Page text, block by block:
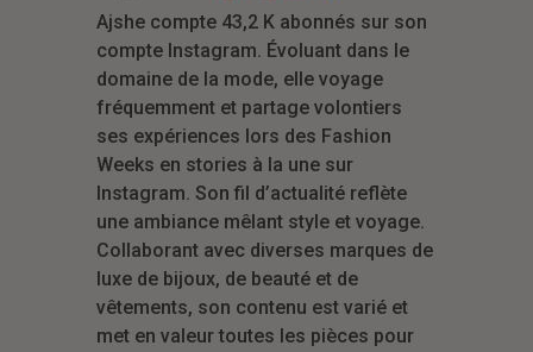
Ajshe compte 43,2 K abonnés sur son
compte Instagram. Évoluant dans le
domaine de la mode, elle voyage
fréquemment et partage volontiers
ses expériences lors des Fashion
Weeks en stories à la une sur
Instagram. Son fil d’actualité reflète
une ambiance mêlant style et voyage.
Collaborant avec diverses marques de
luxe de bijoux, de beauté et de
vêtements, son contenu est varié et
met en valeur toutes les pièces pour